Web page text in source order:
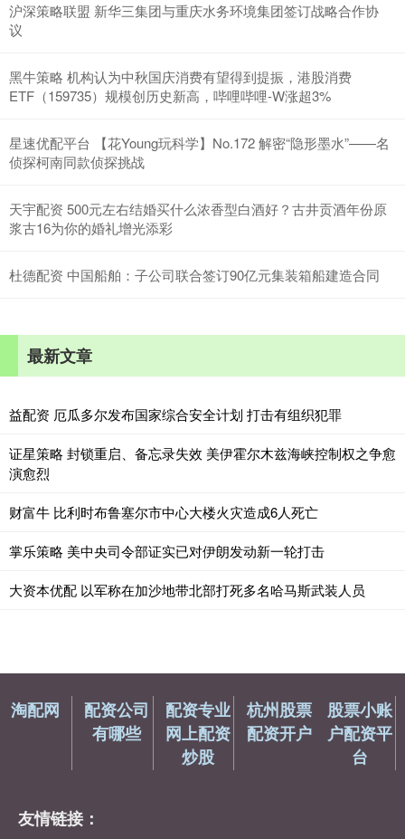
沪深策略联盟 新华三集团与重庆水务环境集团签订战略合作协
议
黑牛策略 机构认为中秋国庆消费有望得到提振，港股消费
ETF（159735）规模创历史新高，哔哩哔哩-W涨超3%
星速优配平台 【花Young玩科学】No.172 解密“隐形墨水”——名
侦探柯南同款侦探挑战
天宇配资 500元左右结婚买什么浓香型白酒好？古井贡酒年份原
浆古16为你的婚礼增光添彩
杜德配资 中国船舶：子公司联合签订90亿元集装箱船建造合同
最新文章
益配资 厄瓜多尔发布国家综合安全计划 打击有组织犯罪
证星策略 封锁重启、备忘录失效 美伊霍尔木兹海峡控制权之争愈
演愈烈
财富牛 比利时布鲁塞尔市中心大楼火灾造成6人死亡
掌乐策略 美中央司令部证实已对伊朗发动新一轮打击
大资本优配 以军称在加沙地带北部打死多名哈马斯武装人员
淘配网
配资公司
有哪些
配资专业
网上配资
炒股
杭州股票
配资开户
股票小账
户配资平
台
友情链接：